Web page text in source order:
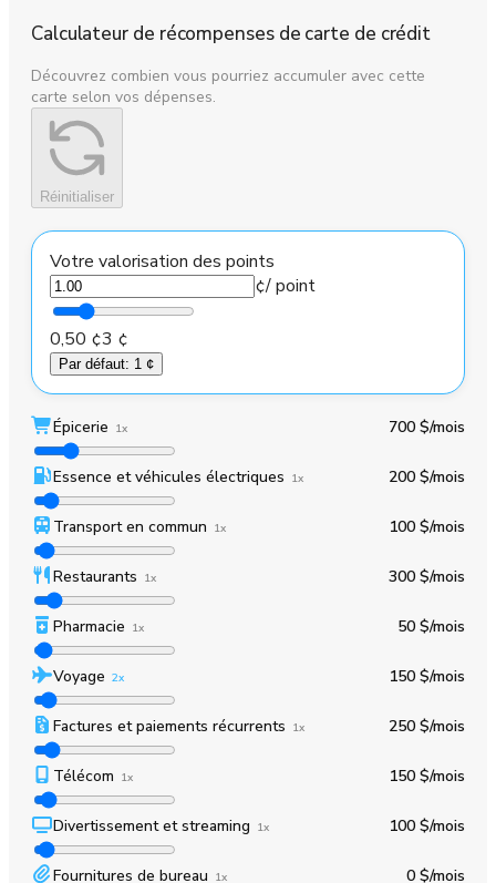
Calculateur de récompenses de carte de crédit
Découvrez combien vous pourriez accumuler avec cette
carte selon vos dépenses.
Réinitialiser
Votre valorisation des points
¢/ point
0,50 ¢3 ¢
Par défaut: 1 ¢
Épicerie 1x 700 $/mois
Essence et véhicules électriques 1x 200 $/mois
Transport en commun 1x 100 $/mois
Restaurants 1x 300 $/mois
Pharmacie 1x 50 $/mois
Voyage 2x 150 $/mois
Factures et paiements récurrents 1x 250 $/mois
Télécom 1x 150 $/mois
Divertissement et streaming 1x 100 $/mois
Fournitures de bureau 1x 0 $/mois